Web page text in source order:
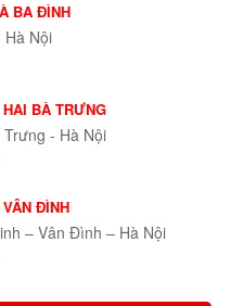
BA ĐÌNH
Nội
BÀ TRƯNG
- Hà Nội
ĐÌNH
– Vân Đình – Hà Nội